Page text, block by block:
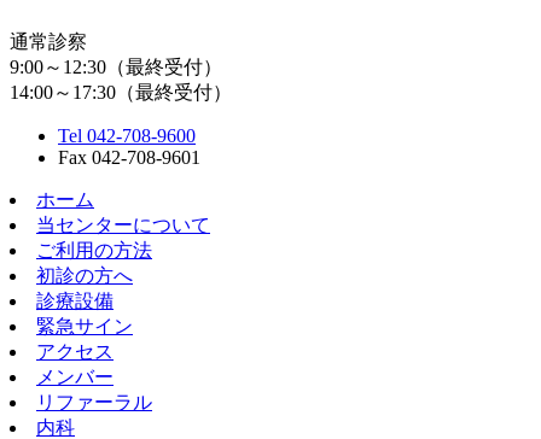
通常診察
9:00～12:30（最終受付）
14:00～17:30（最終受付）
Tel 042-708-9600
Fax 042-708-9601
ホーム
当センターについて
ご利用の方法
初診の方へ
診療設備
緊急サイン
アクセス
メンバー
リファーラル
内科